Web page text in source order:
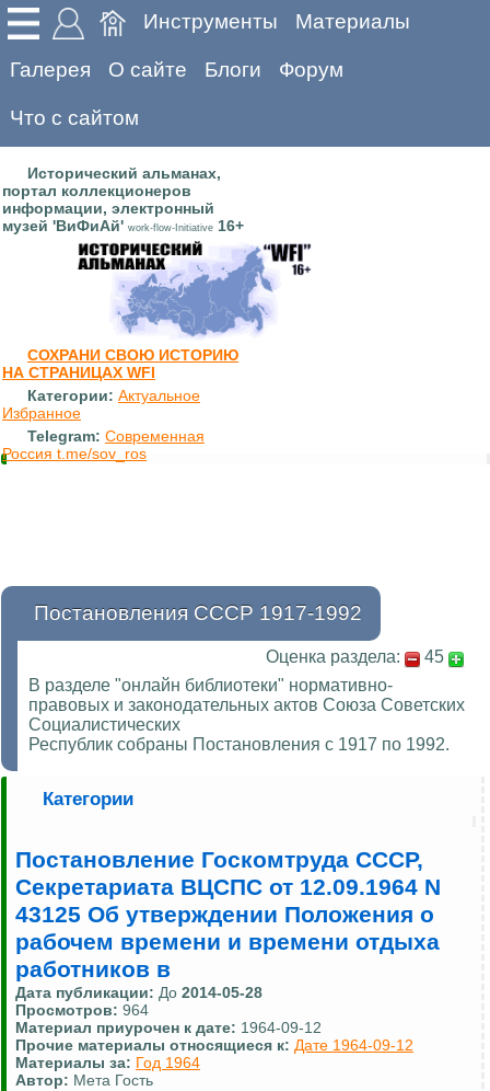
Инструменты Материалы
Галерея О сайте Блоги Форум
Что с сайтом
Исторический альманах,
портал коллекционеров
информации, электронный
музей 'ВиФиАй' work-flow-Initiative 16+
СОХРАНИ СВОЮ ИСТОРИЮ
НА СТРАНИЦАХ WFI
Категории: Актуальное
Избранное
Telegram: Современная
Россия t.me/sov_ros
Постановления СССР 1917-1992
Оценка раздела:
45
В разделе "онлайн библиотеки" нормативно-
правовых и законодательных актов Союза Советских
Социалистических
Республик собраны Постановления с 1917 по 1992.
Категории
Постановление Госкомтруда СССР,
Секретариата ВЦСПС от 12.09.1964 N
43125 Об утверждении Положения о
рабочем времени и времени отдыха
работников в
Дата публикации: До 2014-05-28
Просмотров: 964
Материал приурочен к дате: 1964-09-12
Прочие материалы относящиеся к: Дате 1964-09-12
Материалы за: Год 1964
Автор: Мета Гость